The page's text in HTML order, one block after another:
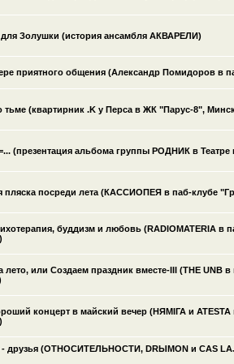
Золушки (история ансамбля АКВАРЕЛИ)
приятного общения (Александр Помидоров в
тьме (квартирник .K у Перса в ЖК "Парус-8",
(презентация альбома группы РОДНИК в Театре
пляска посреди лета (КАССИОПЕЯ в паб-клубе
буддизм и любовь (RADIOMATERIA
лето, или Создаем праздник вместе-III (THE UNB
концерт в майский вечер (НЯМІГА и
- друзья (ОТНОСИТЕЛЬНОСТИ, DRЫMON и CAS